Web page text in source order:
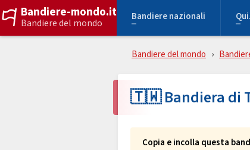
Bandiere-mondo.it
Bandiere del mondo
Bandiere nazionali
Bandiere del mondo
🇹🇼 Bandiera di
Copia e incolla questa